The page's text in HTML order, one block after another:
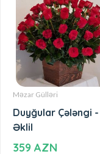
Məzar Gülləri
Duyğular Çələngi -
Əklil
359 AZN